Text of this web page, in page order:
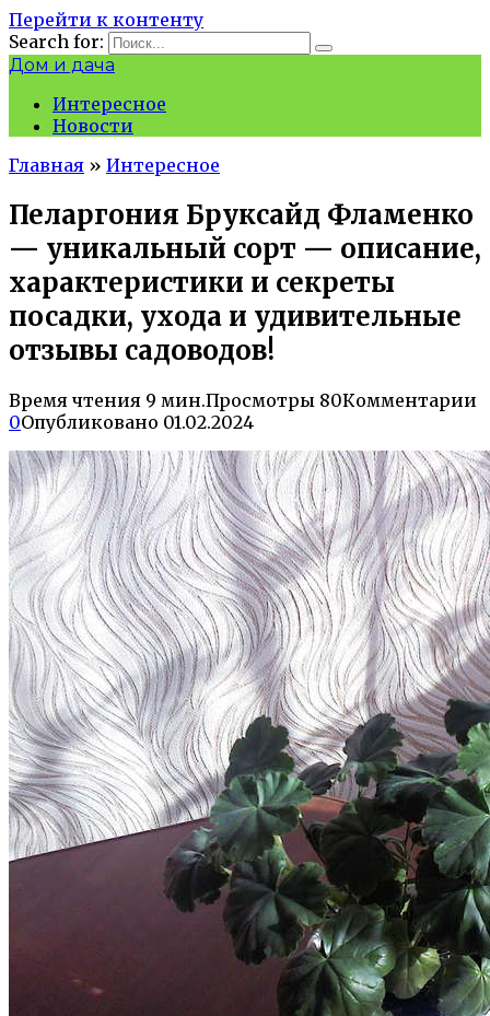
Перейти к контенту
Search for:
Дом и дача
Интересное
Новости
Главная » Интересное
Пеларгония Бруксайд Фламенко
— уникальный сорт — описание,
характеристики и секреты
посадки, ухода и удивительные
отзывы садоводов!
Время чтения 9 мин.Просмотры 80Комментарии
0Опубликовано 01.02.2024